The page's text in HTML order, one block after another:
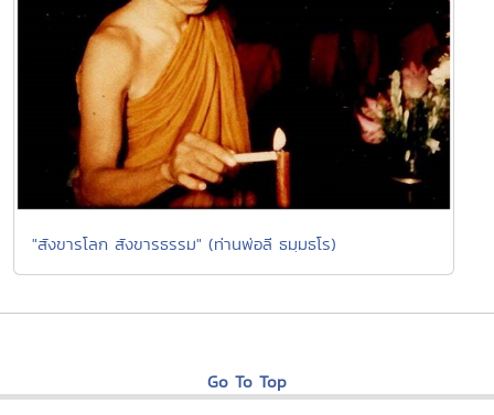
"สังขารโลก สังขารธรรม" (ท่านพ่อลี ธมฺมธโร)
Go To Top